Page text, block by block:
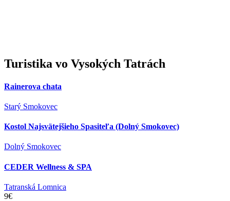
Turistika vo Vysokých Tatrách
Rainerova chata
Starý Smokovec
Kostol Najsvätejšieho Spasiteľa (Dolný Smokovec)
Dolný Smokovec
CEDER Wellness & SPA
Tatranská Lomnica
9€